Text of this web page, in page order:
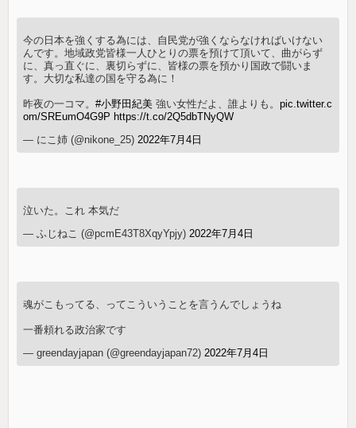
今の日本を強くする為には、自民党が強くならなければいけない
んです。地域政党皆様一人ひとりの票を預けて頂いて、曲がらず
に、真っ直ぐに、裏切らずに、皆様の票を預かり国政で闘いま
す。大切な私達の国を守る為に！
昨夜の一コマ。#小野田紀美 強い女性だよ、誰よりも。pic.twitter.c
om/SREumO4G9P https://t.co/2Q5dbTNyQW
— にこ姉 (@nikone_25)2022年7月4日
泣いた。これ 本気だ
— ふじねこ (@pcmE43T8XqyYpjy)2022年7月4日
魂がこもってる、ってこういうことを言うんでしょうね
一番頼れる政治家です
— greendayjapan (@greendayjapan72)2022年7月4日